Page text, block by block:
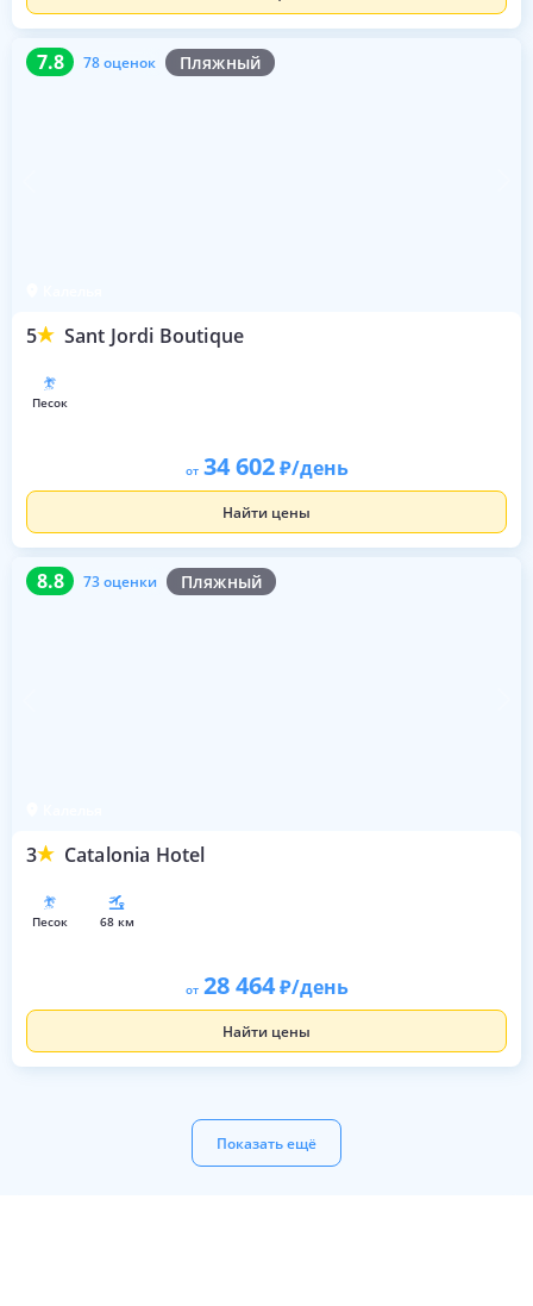
7.8 78 оценок Пляжный
5 Sant Jordi Boutique
7.8 78 оценок
песок
от 34 602 /день
Найти цены
8.8 73 оценки Пляжный
3 Catalonia Hotel
8.8 73 оценки
песок 68 км
от 28 464 /день
Найти цены
Показать ещё